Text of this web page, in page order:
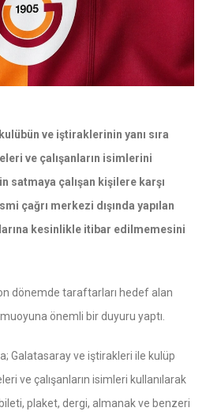
ve iştiraklerinin yanı sıra
ve çalışanların isimlerini
satmaya çalışan kişilere karşı
çağrı merkezi dışında yapılan
kesinlikle itibar edilmemesini
dönemde taraftarları hedef alan
önemli bir duyuru yaptı.
Galatasaray ve iştirakleri ile kulüp
ve çalışanların isimleri kullanılarak
plaket, dergi, almanak ve benzeri